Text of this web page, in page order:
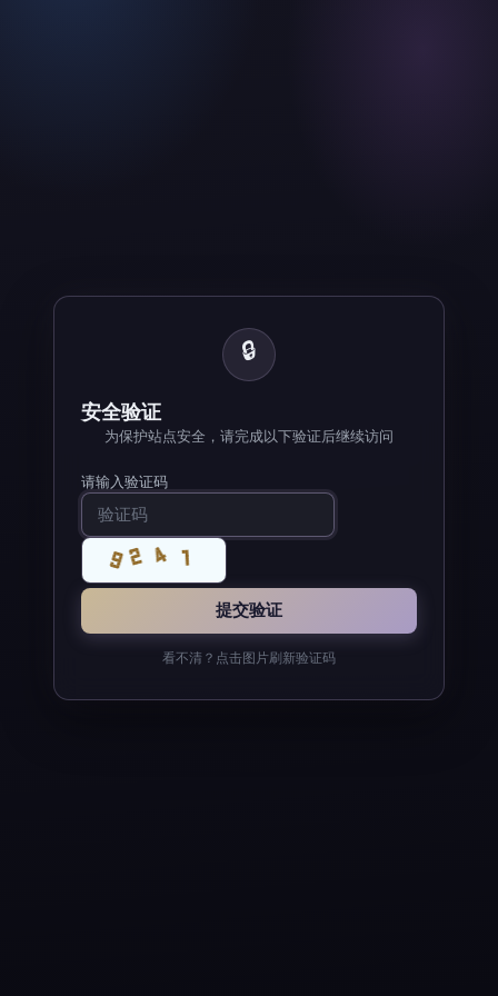
🔒
安全验证
为保护站点安全，请完成以下验证后继续访问
请输入验证码
看不清？点击图片刷新验证码